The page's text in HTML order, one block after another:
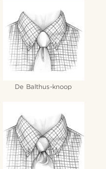
De Balthus-knoop